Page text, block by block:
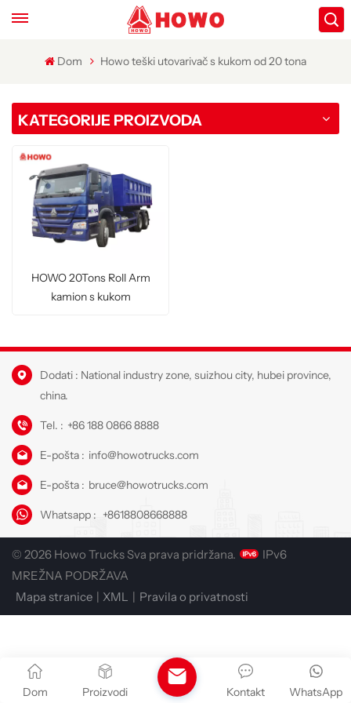
Dom Howo teški utovarivač s kukom od 20 tona
KATEGORIJE PROIZVODA
HOWO 20Tons Roll Arm
kamion s kukom
Dodati : National industry zone, suizhou city, hubei province,
china.
Tel. : +86 188 0866 8888
E-pošta : info@howotrucks.com
E-pošta : bruce@howotrucks.com
Whatsapp : +8618808668888
© 2026 Howo Trucks Sva prava pridržana.
IPv6
MREŽNA PODRŽAVA
Mapa stranice | XML | Pravila o privatnosti
Dom Proizvodi WhatsApp
Kontakt